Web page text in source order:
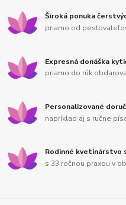
Široká ponuka
priamo od
Expresná donáška
priamo do rúk
Personalizované
napríklad aj s ručne
Rodinné kvetinárstvo
s 33 ročnou praxou v